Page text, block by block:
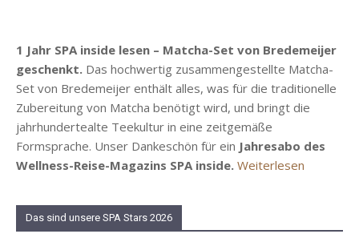
1 Jahr SPA inside lesen – Matcha-Set von Bredemeijer
geschenkt. Das hochwertig zusammengestellte Matcha-
Set von Bredemeijer enthält alles, was für die traditionelle
Zubereitung von Matcha benötigt wird, und bringt die
jahrhundertealte Teekultur in eine zeitgemäße
Formsprache. Unser Dankeschön für ein Jahresabo des
Wellness-Reise-Magazins SPA inside. Weiterlesen
Das sind unsere SPA Stars 2026